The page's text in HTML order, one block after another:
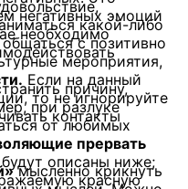
негативных эмоций
какой-либо
необходимос позитивно
мероприятия,
Если на данный
причину,
то не игнорируйте
при разлуке
контакты
от любимых
прервать
описаны ниже;
мысленно крикнуть
красную